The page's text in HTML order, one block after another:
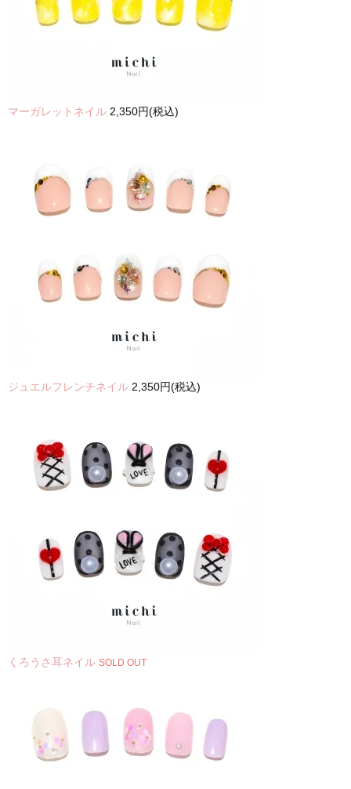
マーガレットネイル 2,350円(税込)
ジュエルフレンチネイル 2,350円(税込)
くろうさ耳ネイル SOLD OUT